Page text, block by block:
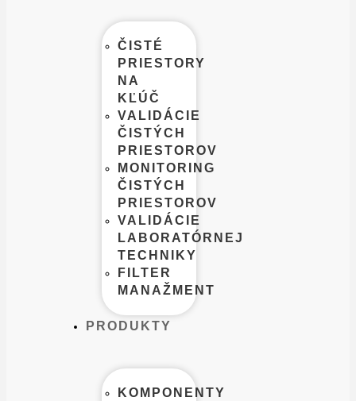
ČISTÉ
PRIESTORY
NA
KĽÚČ
VALIDÁCIE
ČISTÝCH
PRIESTOROV
MONITORING
ČISTÝCH
PRIESTOROV
VALIDÁCIE
LABORATÓRNEJ
TECHNIKY
FILTER
MANAŽMENT
PRODUKTY
KOMPONENTY